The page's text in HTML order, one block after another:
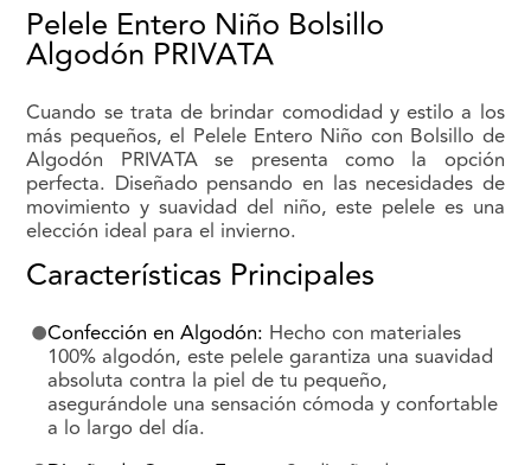
Pelele Entero Niño Bolsillo
Algodón PRIVATA
Cuando se trata de brindar comodidad y estilo a los
más pequeños, el Pelele Entero Niño con Bolsillo de
Algodón PRIVATA se presenta como la opción
perfecta. Diseñado pensando en las necesidades de
movimiento y suavidad del niño, este pelele es una
elección ideal para el invierno.
Características Principales
Confección en Algodón: Hecho con materiales
100% algodón, este pelele garantiza una suavidad
absoluta contra la piel de tu pequeño,
asegurándole una sensación cómoda y confortable
a lo largo del día.